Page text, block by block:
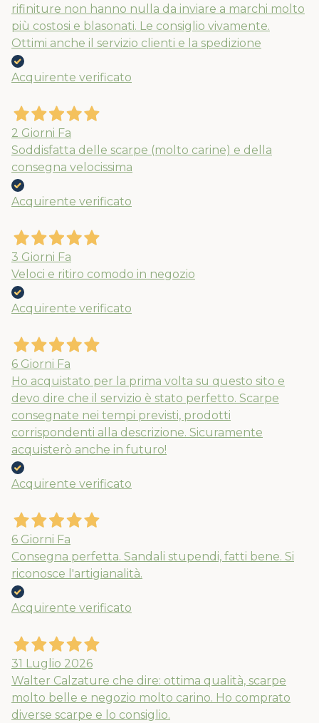
rifiniture non hanno nulla da inviare a marchi molto
più costosi e blasonati. Le consiglio vivamente.
Ottimi anche il servizio clienti e la spedizione
Acquirente verificato
2 Giorni Fa
Soddisfatta delle scarpe (molto carine) e della
consegna velocissima
Acquirente verificato
3 Giorni Fa
Veloci e ritiro comodo in negozio
Acquirente verificato
6 Giorni Fa
Ho acquistato per la prima volta su questo sito e
devo dire che il servizio è stato perfetto. Scarpe
consegnate nei tempi previsti, prodotti
corrispondenti alla descrizione. Sicuramente
acquisterò anche in futuro!
Acquirente verificato
6 Giorni Fa
Consegna perfetta. Sandali stupendi, fatti bene. Si
riconosce l'artigianalità.
Acquirente verificato
31 Luglio 2026
Walter Calzature che dire: ottima qualità, scarpe
molto belle e negozio molto carino. Ho comprato
diverse scarpe e lo consiglio.